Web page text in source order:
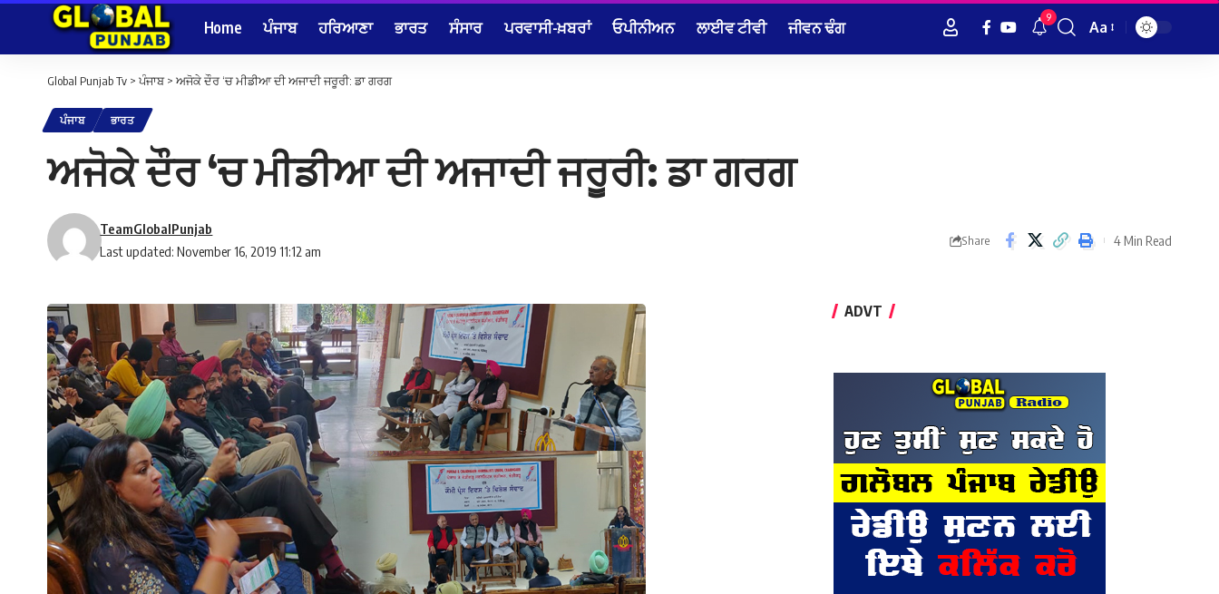
Home ਪੰਜਾਬ ਹਰਿਆਣਾ ਭਾਰਤ ਸੰਸਾਰ ਪਰਵਾਸੀ-ਖ਼ਬਰਾਂ ਓਪੀਨੀਅਨ ਲਾਈਵ ਟੀਵੀ ਜੀਵਨ ਢੰਗ 9
Font
Aa
Global Punjab Tv > ਪੰਜਾਬ> ਅਜੋਕੇ ਦੌਰ ‘ਚ ਮੀਡੀਆ ਦੀ ਅਜਾਦੀ ਜਰੂਰੀ: ਡਾ ਗਰਗ
ਪੰਜਾਬ ਭਾਰਤ
ਅਜੋਕੇ ਦੌਰ ‘ਚ ਮੀਡੀਆ ਦੀ ਅਜਾਦੀ ਜਰੂਰੀ: ਡਾ ਗਰਗ
Last updated: November 16, 2019 11:12 am
TeamGlobalPunjab
Share 4 Min Read
ADVT